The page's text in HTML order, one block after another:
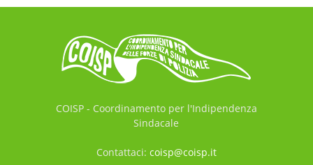
COISP - Coordinamento per l'Indipendenza
Sindacale
Contattaci: coisp@coisp.it